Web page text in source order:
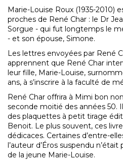
Marie-Louise Roux (1935-2010)
proches de René Char : le Dr
Sorgue - qui fut longtemps le
- et son épouse, Simone.
Les lettres envoyées par René
apprennent que René Char
leur fille, Marie-Louise,
ans, à s’inscrire à la faculté de
René Char offrira à Mimi bon
seconde moitié des années 50.
des plaquettes à petit tirage
Benoit. Le plus souvent, ces
dédicaces. Certaines d’entre-
l’auteur d’Éros suspendu
de la jeune Marie-Louise.